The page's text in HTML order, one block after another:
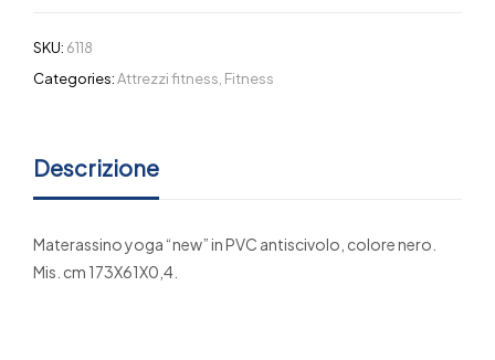
SKU: 6118
Categories:Attrezzi fitness, Fitness
Descrizione
Materassino yoga “new” in PVC antiscivolo, colore nero.
Mis. cm 173X61X0,4.